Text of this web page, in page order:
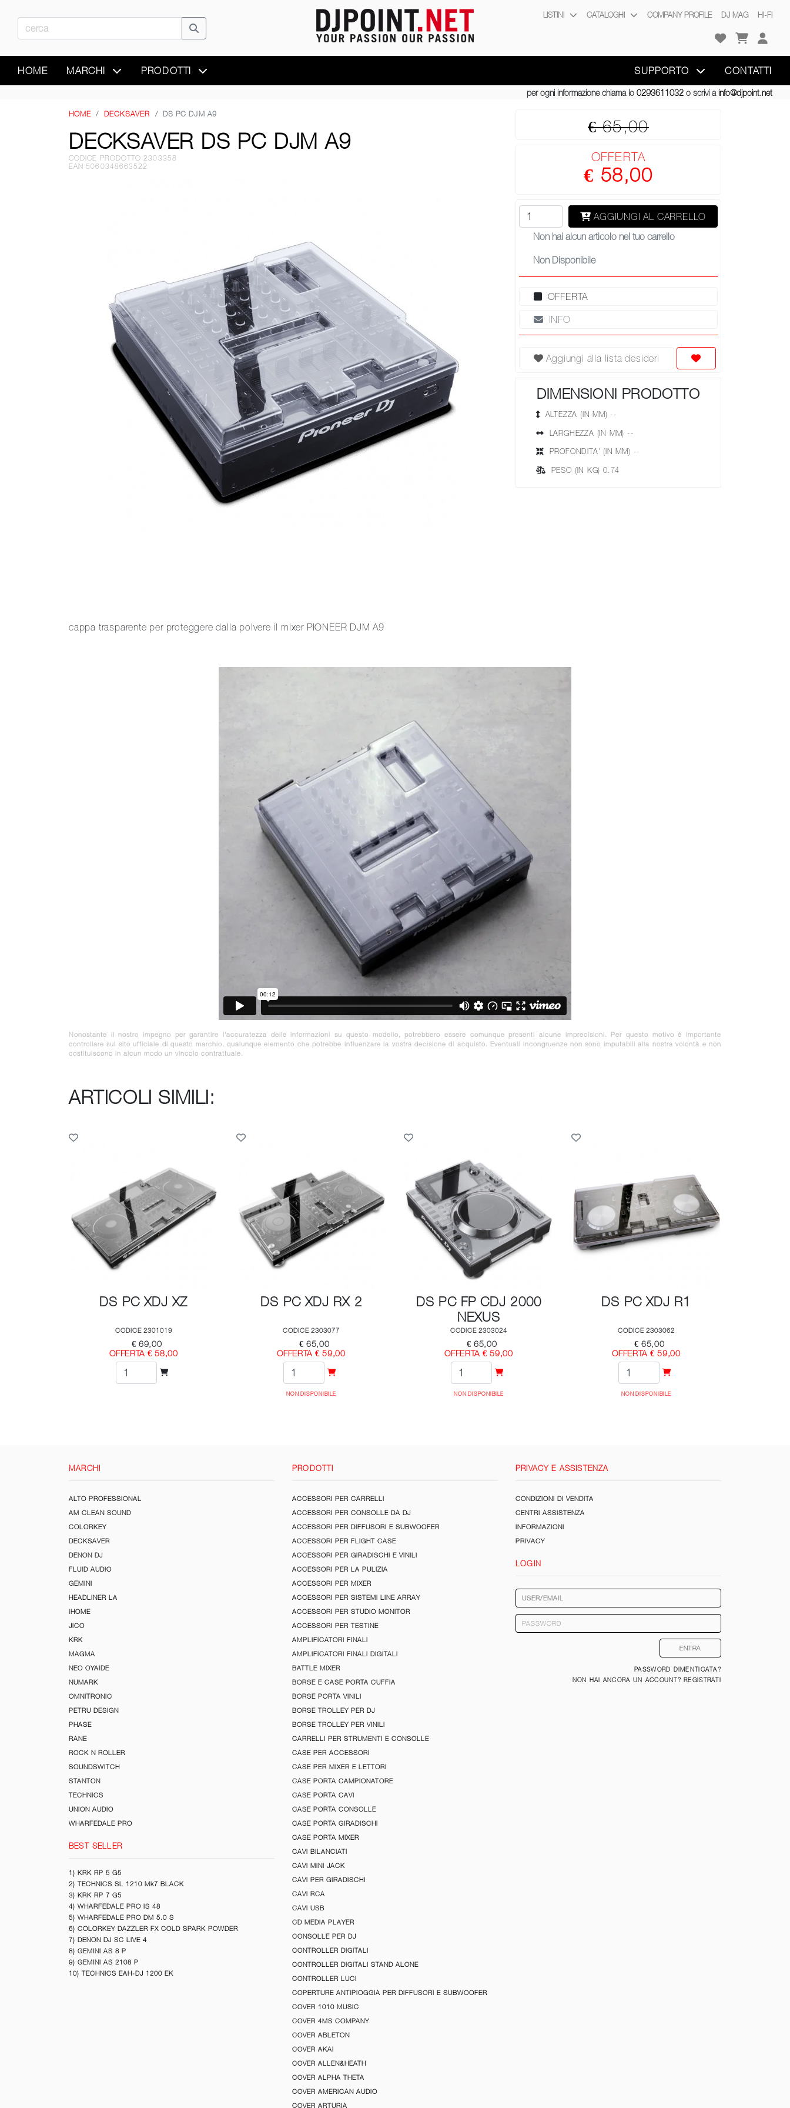
LISTINI CATALOGHI COMPANY PROFILE DJ MAG HI-FI
HOME MARCHI PRODOTTI SUPPORTO CONTATTI
per ogni informazione chiama lo 0293611032 o scrivi a info@djpoint.net
HOME DECKSAVER DS PC DJM A9
DECKSAVER DS PC DJM A9
CODICE PRODOTTO 2303358
EAN 5060348663522
€ 65,00
OFFERTA
€ 58,00
AGGIUNGI AL CARRELLO
Non hai alcun articolo nel tuo carrello
Non Disponibile
OFFERTA
INFO
Aggiungi alla lista desideri
DIMENSIONI PRODOTTO
ALTEZZA (IN MM) --
LARGHEZZA (IN MM) --
PROFONDITA' (IN MM) --
PESO (IN KG) 0.74
cappa trasparente per proteggere dalla polvere il mixer PIONEER DJM A9
Nonostante il nostro impegno per garantire l'accuratezza delle informazioni su questo modello, potrebbero essere comunque presenti alcune imprecisioni. Per questo motivo è importante
controllare sul sito ufficiale di questo marchio, qualunque elemento che potrebbe influenzare la vostra decisione di acquisto. Eventuali incongruenze non sono imputabili alla nostra volontà e non
costituiscono in alcun modo un vincolo contrattuale.
ARTICOLI SIMILI:
DS PC XDJ XZ
CODICE 2301019
€ 69,00
OFFERTA € 58,00
DS PC XDJ RX 2
CODICE 2303077
€ 65,00
OFFERTA € 59,00
NON DISPONIBILE
DS PC FP CDJ 2000
NEXUS
CODICE 2303024
€ 65,00
OFFERTA € 59,00
NON DISPONIBILE
DS PC XDJ R1
CODICE 2303062
€ 65,00
OFFERTA € 59,00
NON DISPONIBILE
MARCHI
ALTO PROFESSIONAL
AM CLEAN SOUND
COLORKEY
DECKSAVER
DENON DJ
FLUID AUDIO
GEMINI
HEADLINER LA
iHOME
JICO
KRK
MAGMA
NEO OYAIDE
NUMARK
OMNITRONIC
PETRU DESIGN
PHASE
RANE
ROCK N ROLLER
SOUNDSWITCH
STANTON
TECHNICS
UNION AUDIO
WHARFEDALE PRO
BEST SELLER
1) KRK RP 5 G5
2) TECHNICS SL 1210 Mk7 BLACK
3) KRK RP 7 G5
4) WHARFEDALE PRO IS 48
5) WHARFEDALE PRO DM 5.0 S
6) COLORKEY DAZZLER FX COLD SPARK POWDER
7) DENON DJ SC LIVE 4
8) GEMINI AS 8 P
9) GEMINI AS 2108 P
10) TECHNICS EAH-DJ 1200 EK
PRODOTTI
ACCESSORI PER CARRELLI
ACCESSORI PER CONSOLLE DA DJ
ACCESSORI PER DIFFUSORI E SUBWOOFER
ACCESSORI PER FLIGHT CASE
ACCESSORI PER GIRADISCHI E VINILI
ACCESSORI PER LA PULIZIA
ACCESSORI PER MIXER
ACCESSORI PER SISTEMI LINE ARRAY
ACCESSORI PER STUDIO MONITOR
ACCESSORI PER TESTINE
AMPLIFICATORI FINALI
AMPLIFICATORI FINALI DIGITALI
BATTLE MIXER
BORSE E CASE PORTA CUFFIA
BORSE PORTA VINILI
BORSE TROLLEY PER DJ
BORSE TROLLEY PER VINILI
CARRELLI PER STRUMENTI E CONSOLLE
CASE PER ACCESSORI
CASE PER MIXER E LETTORI
CASE PORTA CAMPIONATORE
CASE PORTA CAVI
CASE PORTA CONSOLLE
CASE PORTA GIRADISCHI
CASE PORTA MIXER
CAVI BILANCIATI
CAVI MINI JACK
CAVI PER GIRADISCHI
CAVI RCA
CAVI USB
CD MEDIA PLAYER
CONSOLLE PER DJ
CONTROLLER DIGITALI
CONTROLLER DIGITALI STAND ALONE
CONTROLLER LUCI
COPERTURE ANTIPIOGGIA PER DIFFUSORI E SUBWOOFER
COVER 1010 MUSIC
COVER 4MS COMPANY
COVER ABLETON
COVER AKAI
COVER ALLEN&HEATH
COVER ALPHA THETA
COVER AMERICAN AUDIO
COVER ARTURIA
PRIVACY E ASSISTENZA
CONDIZIONI DI VENDITA
CENTRI ASSISTENZA
INFORMAZIONI
PRIVACY
LOGIN
PASSWORD DIMENTICATA?
NON HAI ANCORA UN ACCOUNT? REGISTRATI